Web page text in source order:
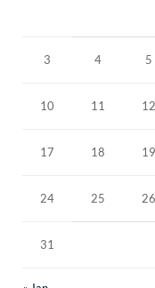
3 4 5
10 11 12
17 18 19
24 25 26
31